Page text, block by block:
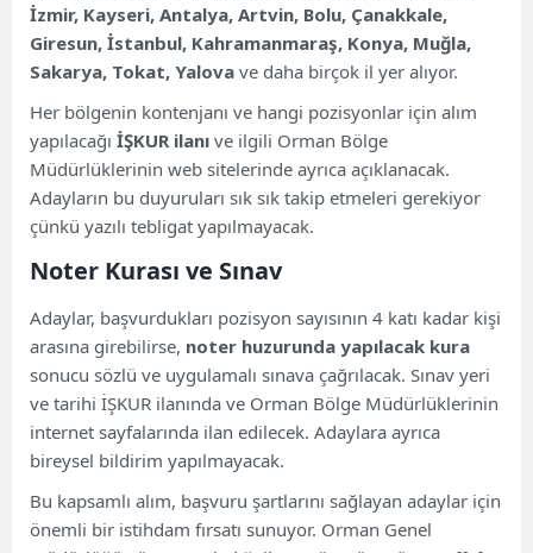
İzmir, Kayseri, Antalya, Artvin, Bolu, Çanakkale,
Giresun, İstanbul, Kahramanmaraş, Konya, Muğla,
Sakarya, Tokat, Yalova ve daha birçok il yer alıyor.
Her bölgenin kontenjanı ve hangi pozisyonlar için alım
yapılacağı İŞKUR ilanı ve ilgili Orman Bölge
Müdürlüklerinin web sitelerinde ayrıca açıklanacak.
Adayların bu duyuruları sık sık takip etmeleri gerekiyor
çünkü yazılı tebligat yapılmayacak.
Noter Kurası ve Sınav
Adaylar, başvurdukları pozisyon sayısının 4 katı kadar kişi
arasına girebilirse, noter huzurunda yapılacak kura
sonucu sözlü ve uygulamalı sınava çağrılacak. Sınav yeri
ve tarihi İŞKUR ilanında ve Orman Bölge Müdürlüklerinin
internet sayfalarında ilan edilecek. Adaylara ayrıca
bireysel bildirim yapılmayacak.
Bu kapsamlı alım, başvuru şartlarını sağlayan adaylar için
önemli bir istihdam fırsatı sunuyor. Orman Genel